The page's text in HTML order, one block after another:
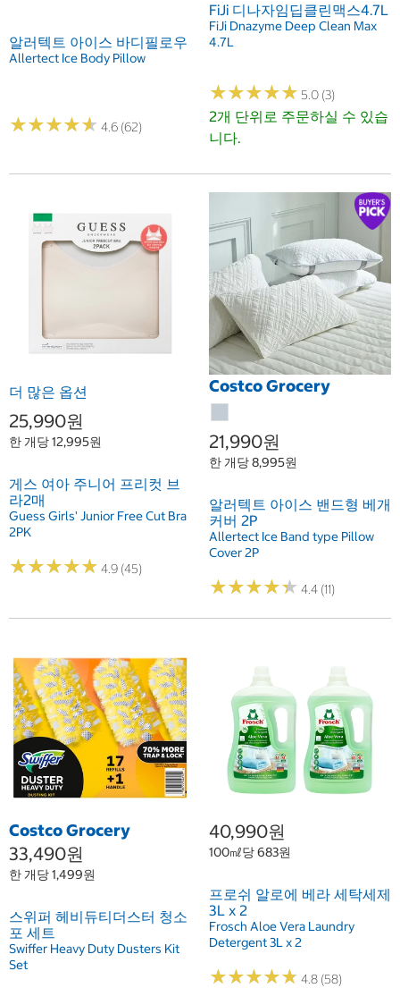
알러텍트 아이스 바디필로우
Allertect Ice Body Pillow
★★★★★
★★★★★ 4.6 (62)
FiJi 디나자임딥클린맥스4.7L
FiJi Dnazyme Deep Clean Max
4.7L
★★★★★
★★★★★ 5.0 (3)
2개 단위로 주문하실 수 있습
니다.
더 많은 옵션
25,990원
한 개당 12,995원
게스 여아 주니어 프리컷 브
라2매
Guess Girls' Junior Free Cut Bra
2PK
★★★★★
★★★★★ 4.9 (45)
Costco Grocery
21,990원
한 개당 8,995원
알러텍트 아이스 밴드형 베개
커버 2P
Allertect Ice Band type Pillow
Cover 2P
★★★★★
★★★★★ 4.4 (11)
Costco Grocery
33,490원
한 개당 1,499원
스위퍼 헤비듀티더스터 청소
포 세트
Swiffer Heavy Duty Dusters Kit
Set
40,990원
100㎖당 683원
프로쉬 알로에 베라 세탁세제
3L x 2
Frosch Aloe Vera Laundry
Detergent 3L x 2
★★★★★
★★★★★ 4.8 (58)